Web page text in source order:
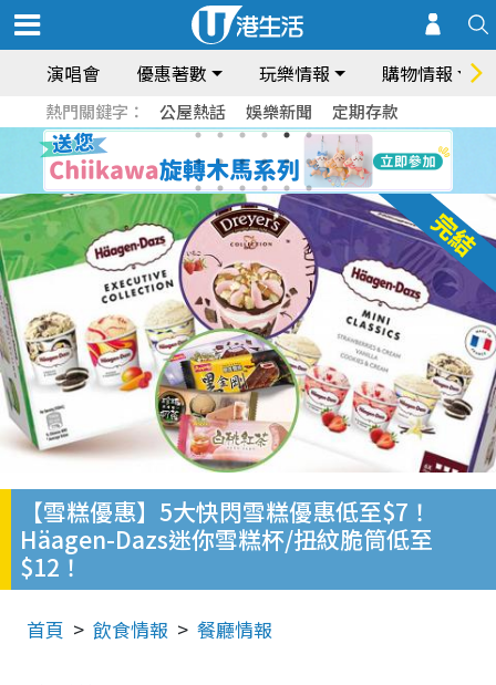
演唱會 優惠著數 玩樂情報 購物情報
熱門關鍵字： 公屋熱話 娛樂新聞 定期存款
【雪糕優惠】5大快閃雪糕優惠低至$7！
Häagen-Dazs迷你雪糕杯/扭紋脆筒低至
$12！
首頁 飲食情報 餐廳情報